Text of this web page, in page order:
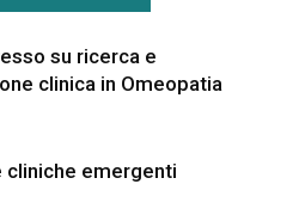
su ricerca e
clinica in Omeopatia
cliniche emergenti